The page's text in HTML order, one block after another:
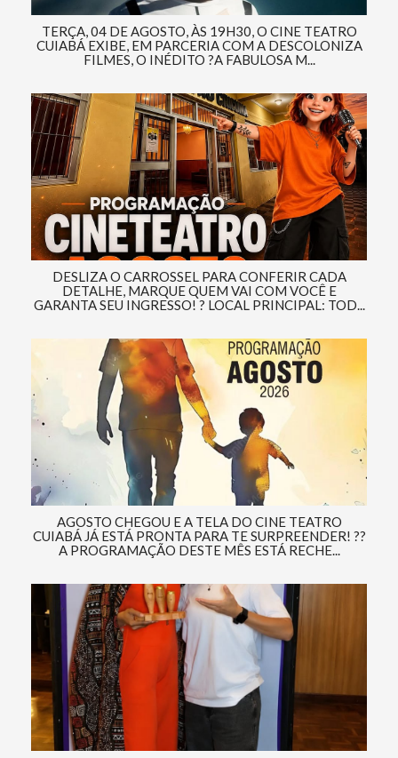
TERÇA, 04 DE AGOSTO, ÀS 19H30, O CINE TEATRO
CUIABÁ EXIBE, EM PARCERIA COM A DESCOLONIZA
FILMES, O INÉDITO ?A FABULOSA M...
DESLIZA O CARROSSEL PARA CONFERIR CADA
DETALHE, MARQUE QUEM VAI COM VOCÊ E
GARANTA SEU INGRESSO! ? LOCAL PRINCIPAL: TOD...
AGOSTO CHEGOU E A TELA DO CINE TEATRO
CUIABÁ JÁ ESTÁ PRONTA PARA TE SURPREENDER! ??
A PROGRAMAÇÃO DESTE MÊS ESTÁ RECHE...